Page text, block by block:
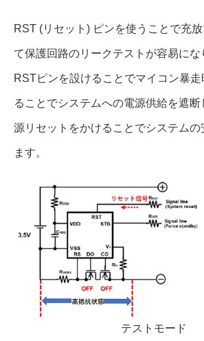
RST (リセット) ピンを使うことで充
て保護回路のリークテストが容易にな
RSTピンを設けることでマイコン暴
ることでシステムへの電源供給を遮
源リセットをかけることでシステムの
ます。
テストモード